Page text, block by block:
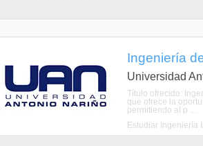
Ingeniería
Universidad
Título ofrecido:
que ofrece la
permitiendo al p ...
Estudiar Ingeniería